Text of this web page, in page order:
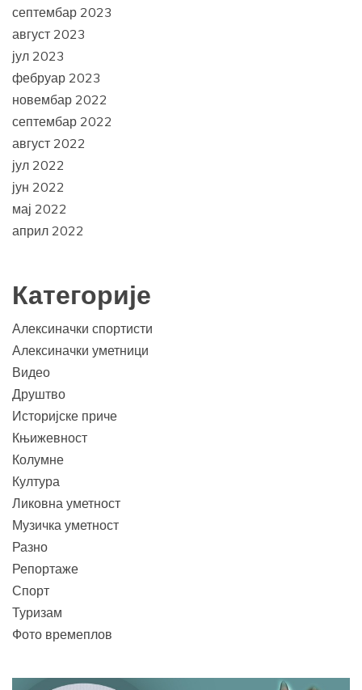
септембар 2023
август 2023
јул 2023
фебруар 2023
новембар 2022
септембар 2022
август 2022
јул 2022
јун 2022
мај 2022
април 2022
Категорије
Алексиначки спортисти
Алексиначки уметници
Видео
Друштво
Историјске приче
Књижевност
Колумне
Култура
Ликовна уметност
Музичка уметност
Разно
Репортаже
Спорт
Туризам
Фото времеплов